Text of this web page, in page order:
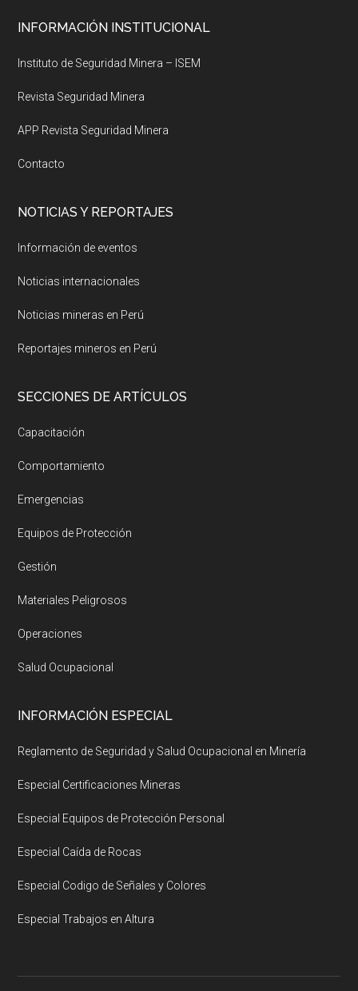
Footer
INFORMACIÓN INSTITUCIONAL
Instituto de Seguridad Minera – ISEM
Revista Seguridad Minera
APP Revista Seguridad Minera
Contacto
NOTICIAS Y REPORTAJES
Información de eventos
Noticias internacionales
Noticias mineras en Perú
Reportajes mineros en Perú
SECCIONES DE ARTÍCULOS
Capacitación
Comportamiento
Emergencias
Equipos de Protección
Gestión
Materiales Peligrosos
Operaciones
Salud Ocupacional
INFORMACIÓN ESPECIAL
Reglamento de Seguridad y Salud Ocupacional en Minería
Especial Certificaciones Mineras
Especial Equipos de Protección Personal
Especial Caída de Rocas
Especial Codigo de Señales y Colores
Especial Trabajos en Altura